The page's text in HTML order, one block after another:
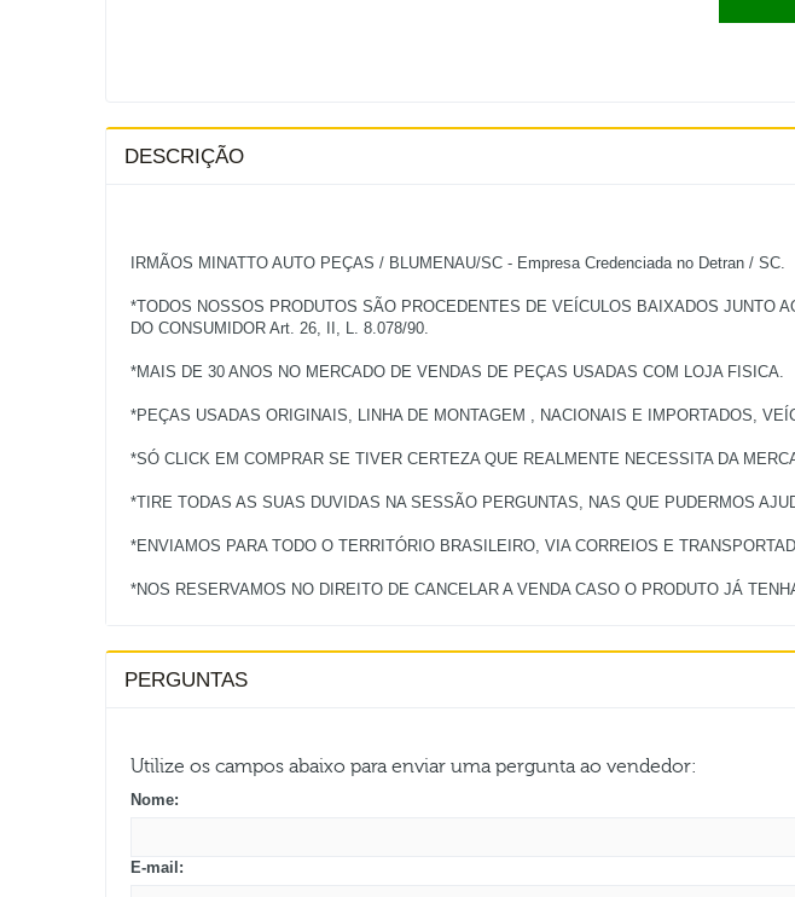
DESCRIÇÃO
IRMÃOS MINATTO AUTO PEÇAS / BLUMENAU/SC - Empresa Credenciada no Detran / SC.
*TODOS NOSSOS PRODUTOS SÃO PROCEDENTES DE VEÍCULOS BAIXADOS JUNTO
DO CONSUMIDOR Art. 26, II, L. 8.078/90.
*MAIS DE 30 ANOS NO MERCADO DE VENDAS DE PEÇAS USADAS COM LOJA FISICA.
*PEÇAS USADAS ORIGINAIS, LINHA DE MONTAGEM , NACIONAIS E IMPORTADOS,
*SÓ CLICK EM COMPRAR SE TIVER CERTEZA QUE REALMENTE NECESSITA DA
*TIRE TODAS AS SUAS DUVIDAS NA SESSÃO PERGUNTAS, NAS QUE PUDERMOS
*ENVIAMOS PARA TODO O TERRITÓRIO BRASILEIRO, VIA CORREIOS E
PERGUNTAS
Utilize os campos abaixo para enviar uma pergunta ao vendedor:
Nome:
E-mail: